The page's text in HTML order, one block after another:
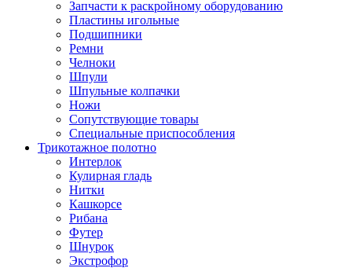
Запчасти к раскройному оборудованию
Пластины игольные
Подшипники
Ремни
Челноки
Шпули
Шпульные колпачки
Ножи
Сопутствующие товары
Специальные приспособления
Трикотажное полотно
Интерлок
Кулирная гладь
Нитки
Кашкорсе
Рибана
Футер
Шнурок
Экстрофор